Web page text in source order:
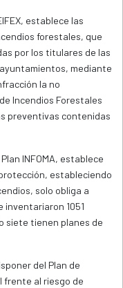
establece las
forestales, que
por los titulares de las
mediante
la no
Incendios Forestales
preventivas contenidas
INFOMA, establece
estableciendo
solo obliga a
inventariaron 1051
siete tienen planes de
del Plan de
frente al riesgo de